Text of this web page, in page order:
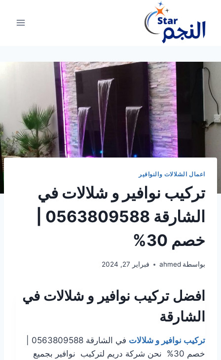
المحتوى
اعمال الشلالات والنوافير
تركيب نوافير و شلالات في
خصم 30%
بواسطة ahmed فبراير 27, 2024
افضل تركيب نوافير و شلالات في
الشارقة
تركيب نوافير و شلالات
خصم 30% نحن شركة دريم لتركيب نوافير بجميع